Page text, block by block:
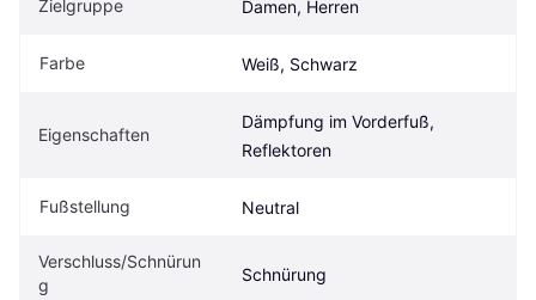
Zielgruppe Damen, Herren
Farbe Weiß, Schwarz
Eigenschaften
Dämpfung im Vorderfuß,
Reflektoren
Fußstellung Neutral
Verschluss/Schnürun
g
Schnürung